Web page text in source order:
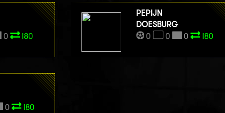
0 I80
PEPIJN
DOESBURG
0
0 0 I80
0 I80